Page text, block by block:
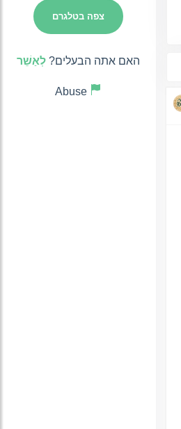
צפה בטלגרם
האם אתה הבעלים?לְאַשֵׁר
Abuse